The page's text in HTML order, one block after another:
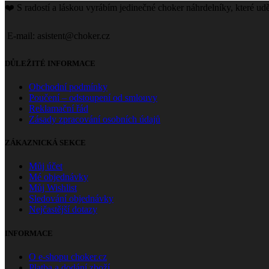
❤️ S radostí a láskou vyrábím jedinečné choker náhrdelníky, které
E-mail: asistent@choker.cz
DŮLEŽITÉ INFORMACE
Obchodní podmínky
Poučení – odstoupení od smlouvy
Reklamační řád
Zásady zpracování osobních údajů
ZÁKAZNICKÁ SEKCE
Můj účet
Mé objednávky
Můj Wishlist
Sledování objednávky
Nejčastější dotazy
INFORMACE
O e-shopu choker.cz